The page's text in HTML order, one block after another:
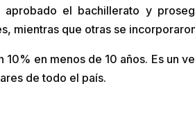
el bachillerato y
mientras que otras se
en menos de 10 años. Es un
de todo el país.